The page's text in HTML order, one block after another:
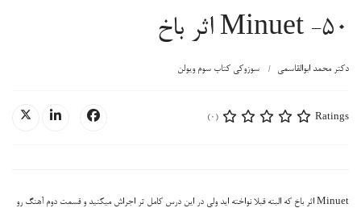
50- Minuet اثر باخ
دکتر محمد ابوالقاسمی سوزوکی کتاب سوم ویولن
Ratings
(0)
Minuet اثر باخ که البته قبلا نواخته اید ولی در این درس کامل تر اجراش میکنید و قسمت دوم آهنگ رو